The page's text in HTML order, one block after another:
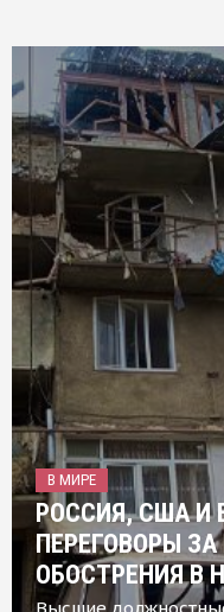
В МИРЕ
РОССИЯ, США И
ПЕРЕГОВОРЫ
ОБОСТРЕНИЯ В
Высшие